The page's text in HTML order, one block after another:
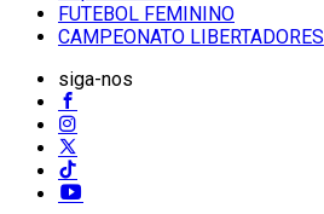
FUTEBOL FEMININO
CAMPEONATO LIBERTADORES
siga-nos